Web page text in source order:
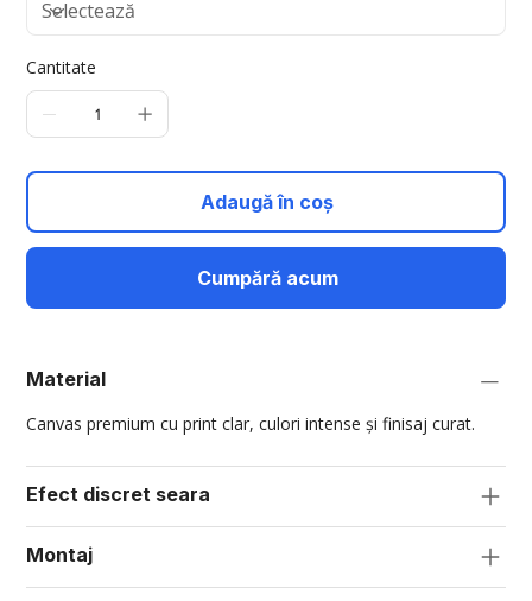
Cantitate
Adaugă în coș
Cumpără acum
Material
Canvas premium cu print clar, culori intense și finisaj curat.
Efect discret seara
Montaj